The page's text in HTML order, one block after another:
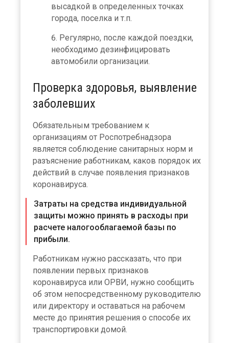
высадкой в определенных точках
города, поселка и т.п.
Регулярно, после каждой поездки,
необходимо дезинфицировать
автомобили организации.
Проверка здоровья, выявление
заболевших
Обязательным требованием к
организациям от Роспотребнадзора
является соблюдение санитарных норм и
разъяснение работникам, каков порядок их
действий в случае появления признаков
коронавируса.
Затраты на средства индивидуальной
защиты можно принять в расходы при
расчете налогооблагаемой базы по
прибыли.
Работникам нужно рассказать, что при
появлении первых признаков
коронавируса или ОРВИ, нужно сообщить
об этом непосредственному руководителю
или директору и оставаться на рабочем
месте до принятия решения о способе их
транспортировки домой.